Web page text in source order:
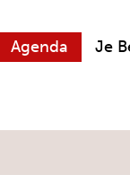
Agenda Je